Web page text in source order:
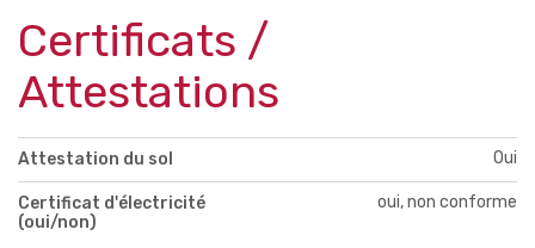
Certificats /
Attestations
Attestation du sol Oui
Certificat d'électricité
(oui/non)
oui, non conforme